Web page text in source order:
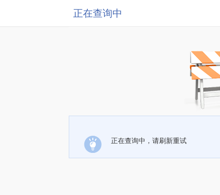
正在查询中
正在查询中，请刷新重试